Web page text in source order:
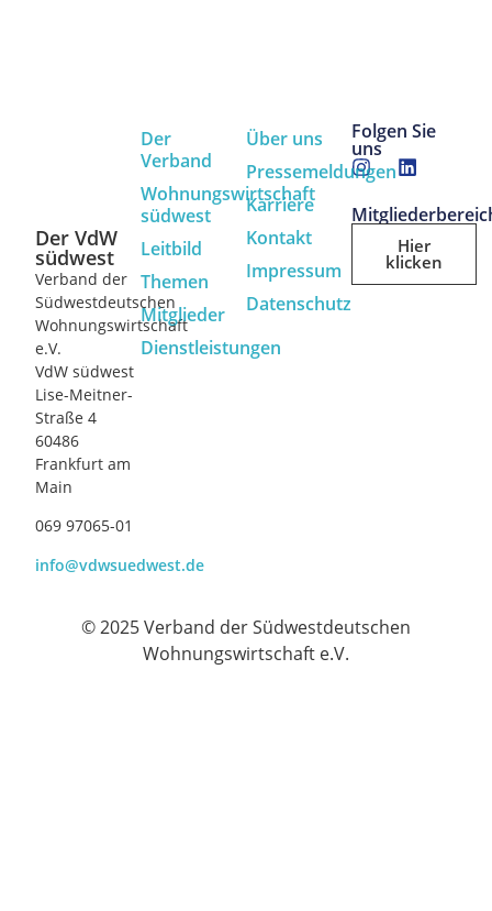
Der VdW
südwest
Verband der
Südwestdeutschen
Wohnungswirtschaft
e.V.
VdW südwest
Lise-Meitner-
Straße 4
60486
Frankfurt am
Main
069 97065-01
info@vdwsuedwest.de
Der
Verband
Wohnungswirtschaft
südwest
Leitbild
Themen
Mitglieder
Dienstleistungen
Über uns
Pressemeldungen
Karriere
Kontakt
Impressum
Datenschutz
Folgen Sie
uns
Hier
klicken
© 2025 Verband der Südwestdeutschen
Wohnungswirtschaft e.V.